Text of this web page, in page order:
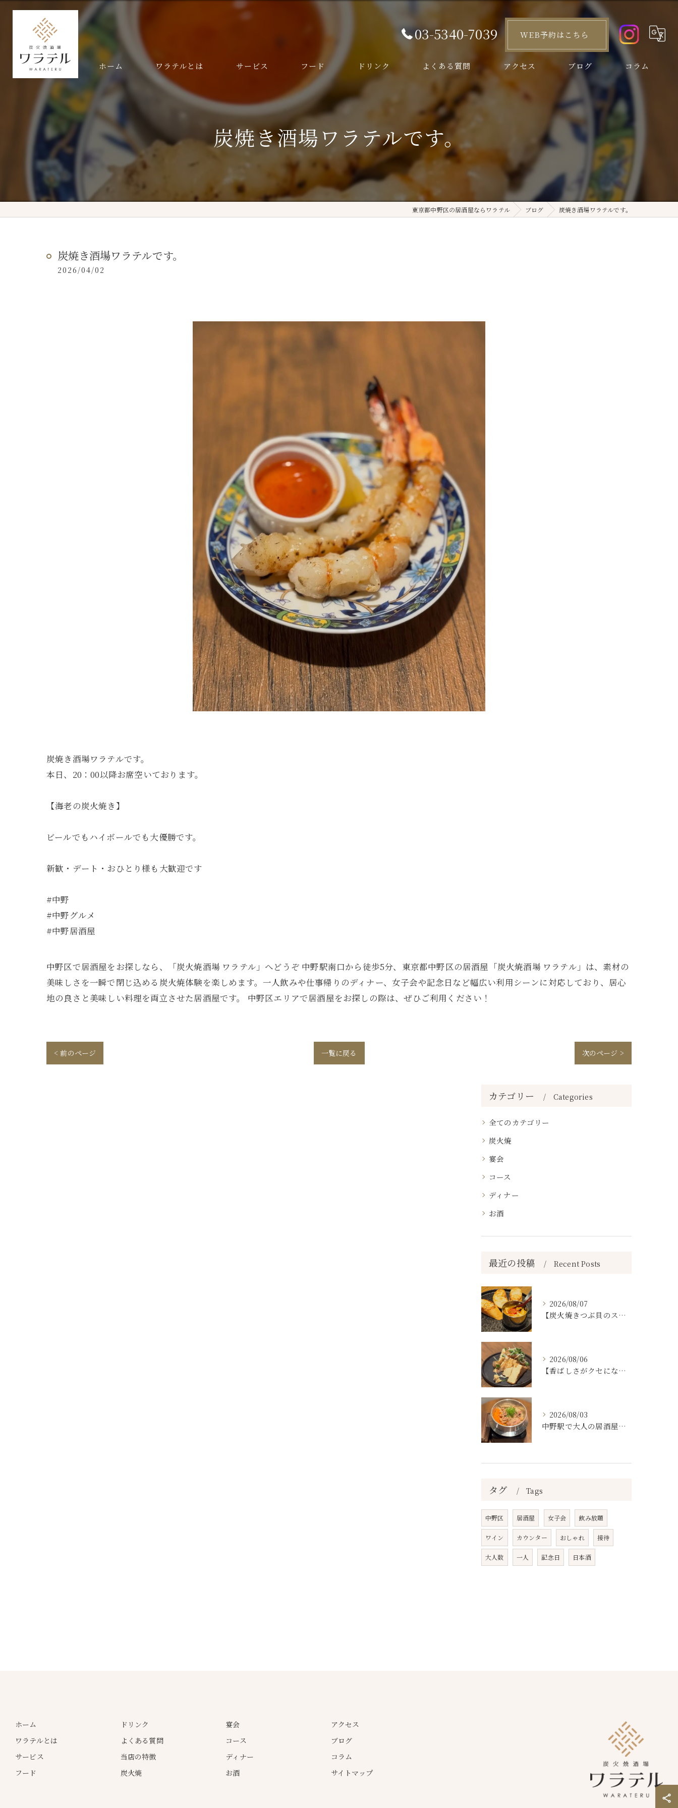
03-5340-7039 WEB予約はこちら
ホーム ワラテルとは サービス フード ドリンク よくある質問 アクセス ブログ コラム
炭焼き酒場ワラテルです。
東京都中野区の居酒屋ならワラテル ブログ 炭焼き酒場ワラテルです。
炭焼き酒場ワラテルです。
2026/04/02
炭焼き酒場ワラテルです。
本日、20：00以降お席空いております。
【海老の炭火焼き】
ビールでもハイボールでも大優勝です。
新歓・デート・おひとり様も大歓迎です
#中野
#中野グルメ
#中野居酒屋
中野区で居酒屋をお探しなら、「炭火焼酒場 ワラテル」へどうぞ 中野駅南口から徒歩5分、東京都中野区の居酒屋「炭火焼酒場 ワラテル」は、素材の
美味しさを一瞬で閉じ込める炭火焼体験を楽しめます。一人飲みや仕事帰りのディナー、女子会や記念日など幅広い利用シーンに対応しており、居心
地の良さと美味しい料理を両立させた居酒屋です。 中野区エリアで居酒屋をお探しの際は、ぜひご利用ください！
< 前のページ 一覧に戻る 次のページ >
カテゴリー Categories
全てのカテゴリー
炭火焼
宴会
コース
ディナー
お酒
最近の投稿 Recent Posts
2026/08/07
【炭火焼きつぶ貝のスパニッシュアヒージョ🐚🔥】
2026/08/06
【香ばしさがクセになる。
2026/08/03
中野駅で大人の居酒屋をお探しならぜひワラテルへ！
タグ Tags
中野区 居酒屋 女子会 飲み放題
ワイン カウンター おしゃれ 接待
大人数 一人 記念日 日本酒
ホーム
ワラテルとは
サービス
フード
ドリンク
よくある質問
当店の特徴
炭火焼
宴会
コース
ディナー
お酒
アクセス
ブログ
コラム
サイトマップ